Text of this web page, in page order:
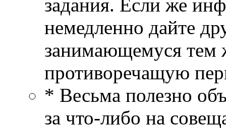
задания. Если же
немедленно дайте
занимающемуся
противоречащую
* Весьма полезно
за что-либо на